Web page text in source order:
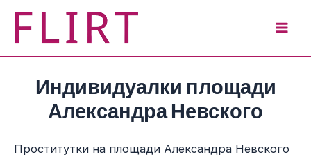
Перейти
содержимому
Индивидуалки площади
Александра Невского
Проститутки на площади Александра Невского